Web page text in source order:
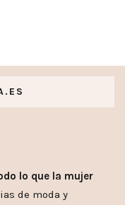
lo que la mujer
de moda y